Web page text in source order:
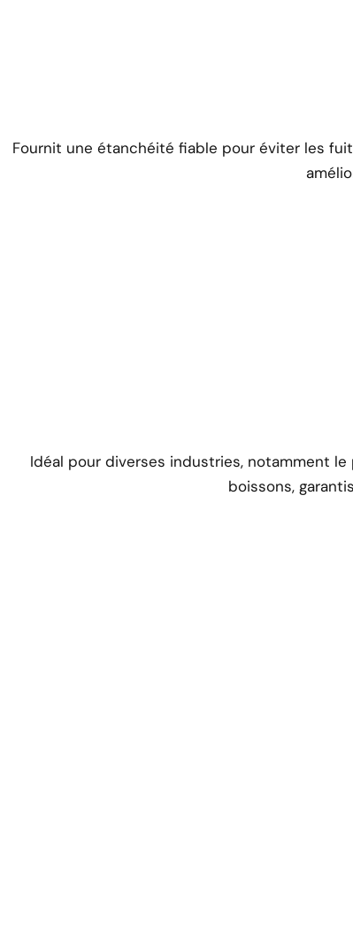
Fournit une étanchéité fiable pour éviter les
Idéal pour diverses industries, notamment
boissons,